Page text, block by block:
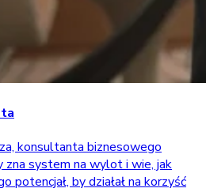
konsultanta biznesowego
zna system na wylot i wie, jak
potencjał, by działał na korzyść